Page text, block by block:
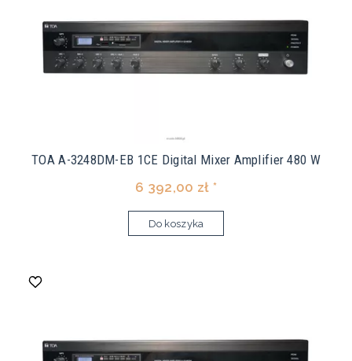
TOA A-3248DM-EB 1CE Digital Mixer Amplifier 480 W
6 392,00 zł *
Do koszyka